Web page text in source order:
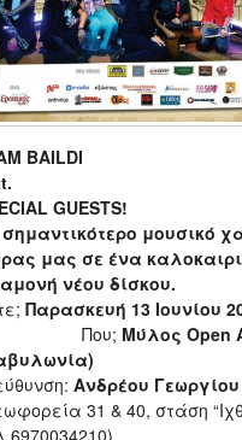
BAILDI
GUESTS!
μουσικό
μας σε ένα
νέου δίσκου.
Παρασκευή 13 Ιουνίου
Μύλος Open
)
Ανδρέου Γεωργίου
31 & 40, στάση